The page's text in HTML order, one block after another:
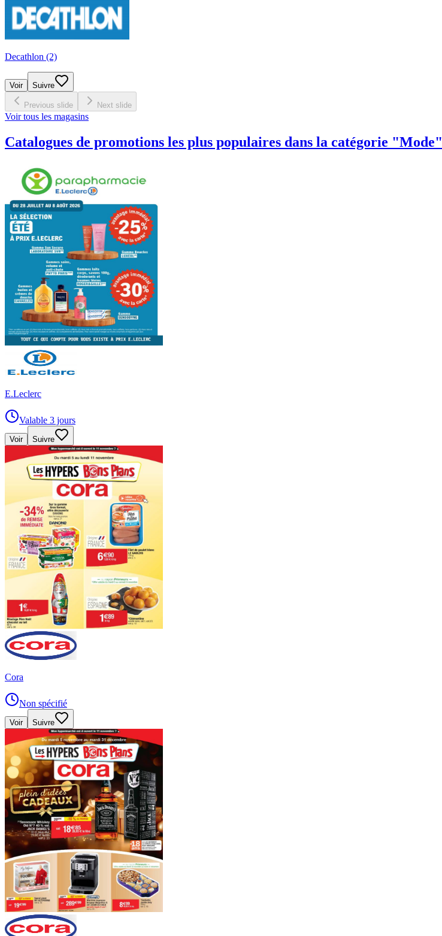
Decathlon (2)
Voir Suivre
Previous slide Next slide
Voir tous les magasins
Catalogues de promotions les plus populaires dans la catégorie "Mode"
E.Leclerc
Valable 3 jours
Voir Suivre
Cora
Non spécifié
Voir Suivre